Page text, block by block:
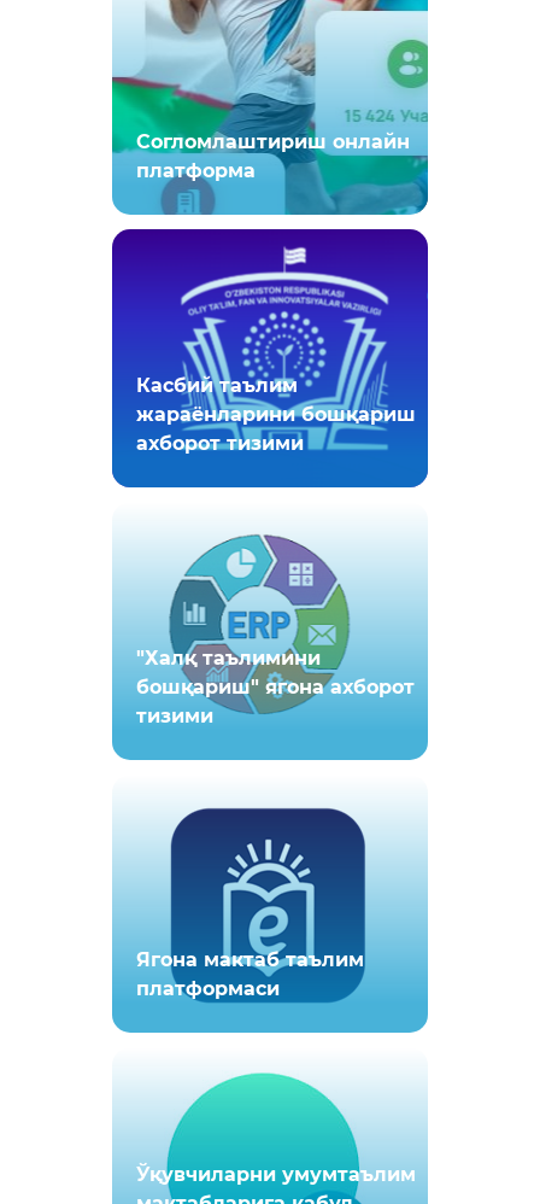
Согломлаштириш онлайн
платформа
Касбий таълим
жараёнларини бошқариш
ахборот тизими
"Халқ таълимини
бошқариш" ягона ахборот
тизими
Ягона мактаб таълим
платформаси
Ўқувчиларни умумтаълим